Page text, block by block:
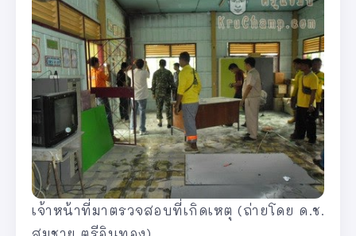
เจ้าหน้าที่มาตรวจสอบที่เกิดเหตุ (ถ่ายโดย ด.ช.